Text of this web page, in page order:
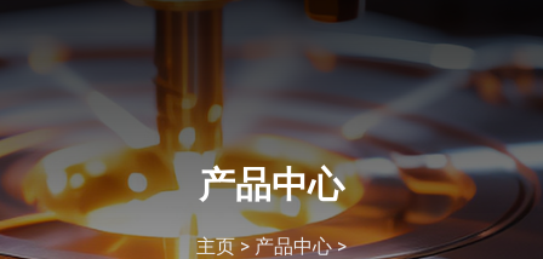
产品中心
主页> 产品中心>